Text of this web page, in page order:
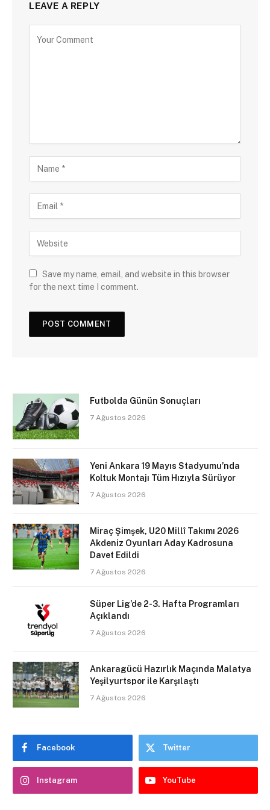
LEAVE A REPLY
Save my name, email, and website in this browser
for the next time I comment.
Futbolda Günün Sonuçları
7 Ağustos 2026
Yeni Ankara 19 Mayıs Stadyumu’nda
Koltuk Montajı Tüm Hızıyla Sürüyor
7 Ağustos 2026
Miraç Şimşek, U20 Millî Takımı 2026
Akdeniz Oyunları Aday Kadrosuna
Davet Edildi
7 Ağustos 2026
Süper Lig’de 2-3. Hafta Programları
Açıklandı
7 Ağustos 2026
Ankaragücü Hazırlık Maçında Malatya
Yeşilyurtspor ile Karşılaştı
7 Ağustos 2026
Facebook Twitter
Instagram YouTube